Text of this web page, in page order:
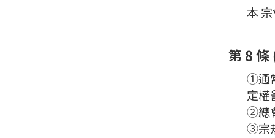
本
第 8 條
①通
定權
②總
③宗